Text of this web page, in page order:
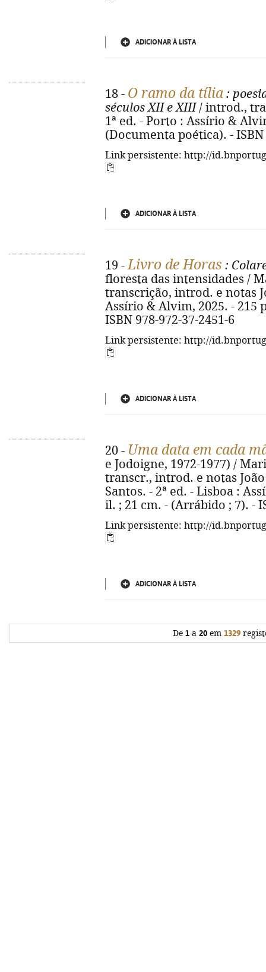
ADICIONAR À LISTA
18 - O ramo da tília :
séculos XII e XIII/ introd.,
1ª ed. - Porto : Assírio &
(Documenta poética). - ISBN
Link persistente: http://
ADICIONAR À LISTA
19 -Livro de Horas :
floresta das intensidades /
transcrição, introd. e notas
Assírio & Alvim, 2025. - 215
ISBN 978-972-37-2451-6
Link persistente: http://
ADICIONAR À LISTA
20 - Uma data em cada
e Jodoigne, 1972-1977) /
transcr., introd. e notas
Santos. - 2ª ed. - Lisboa :
il. ; 21 cm. - (Arrábido ; 7). -
Link persistente: http://
ADICIONAR À LISTA
De 1a 20em 1329